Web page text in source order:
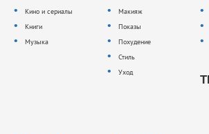
Кино и сериалы
Книги
Музыка
Макияж
Показы
Похудение
Стиль
Уход